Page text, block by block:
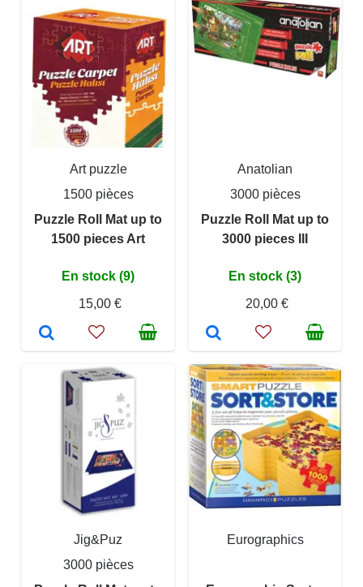
Art puzzle
1500 pièces
Puzzle Roll Mat up to
1500 pieces Art
En stock (9)
15,00 €
Anatolian
3000 pièces
Puzzle Roll Mat up to
3000 pieces III
En stock (3)
20,00 €
Jig&Puz
3000 pièces
Eurographics